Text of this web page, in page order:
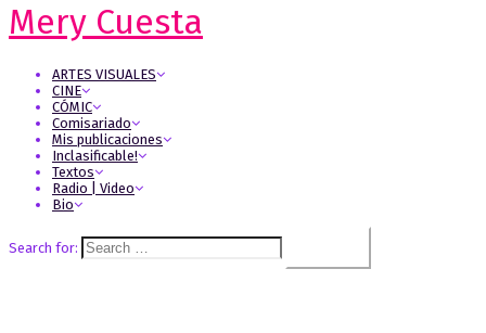
Mery Cuesta
ARTES VISUALES
CINE
CÓMIC
Comisariado
Mis publicaciones
Inclasificable!
Textos
Radio | Video
Bio
Search for: